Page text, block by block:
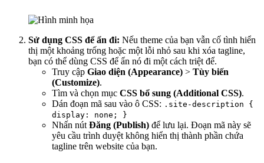
Sử dụng CSS để ẩn đi: Nếu theme của bạn vẫn cố tình hiển
thị một khoảng trống hoặc một lỗi nhỏ sau khi xóa tagline,
bạn có thể dùng CSS để ẩn nó đi một cách triệt để.
Truy cập Giao diện (Appearance) > Tùy biến
(Customize).
Tìm và chọn mục CSS bổ sung (Additional CSS).
Dán đoạn mã sau vào ô CSS: .site-description {
display: none; }
Nhấn nút Đăng (Publish) để lưu lại. Đoạn mã này sẽ
yêu cầu trình duyệt không hiển thị thành phần chứa
tagline trên website của bạn.